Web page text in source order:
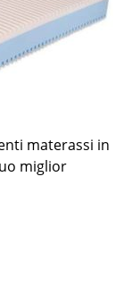
materassi in
miglior